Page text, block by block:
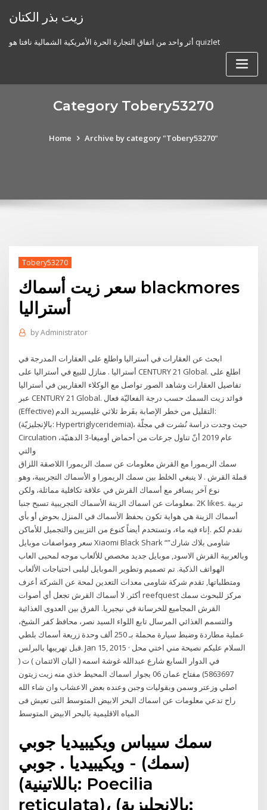
زيت بذر الكتان
أثر واحد من اتفاق التجارة الحرة الأمريكية الشمالية نافتا هو quizlet
Category Tobery53270
Home Archive by category "Tobery53270"
Tobery53270
سعر زيت أسماك blackmores
أستراليا
byAdministrator
ابحث عن العقارات في أستراليا واطلع على العقارات المدرجة في
أستراليا . منازل للبيع في أستراليا على CENTURY 21 Global. اطلع على
تفاصيل العقارات وشاهد الصور تواصل مع الوكلاء العقاريين في أستراليا
عبر CENTURY 21 Global. فوائد زيت السمك حسب درجة الفعاليّة فعال
(Effective) التقليل من خطر الإصابة بفَرط ثلاثي غليسيريد الدم:
(بالإنجليزيّة: Hypertriglyceridemia)، حيث وجدت دراسة نُشرت في مجلّة
Circulation عام 2019 أنّ تناول جرعات من أحماض أوميغا-3 الدهنيّة،
والتي
سمك الريمورا مع القرش معلومات عن سمك الريمورا اللاصقة اللزاق
قملة القرش . لا ينبغي الخلط بين سمك الريمورا و الأسماك التجريبية، وهو
نوع آخر يسافر مع أسماك القرش في علاقة تكافلية مماثلة، ولكن
الأسماك التجريبية تسبح جنبا ‎معلومات عن اسماك الزينة‎. 2K likes. ‎تربية
أسماك الزينة هي هواية تكون بحفظ الأسماك في المنزل بحوض أو بأي
إناء فيه ماء، وتستخدم أيضاً كنوع من التزيين والتجميل للأماكن.‎ نقدم لكم
سعر ومواصفات موبايل Xiaomi Black Shark “شاومى بلاك شارك”
وبالعربية القرش الاسود, موبايل جديد مخصص للألعاب موجه لمحبى العاب
الهواتف الذكية. تم تصميم وتطوير الموبايل ليلبى احتياجات الألعاب
ومتطلباتها, تقدم شركة شاومى معدات التعدين لمحة عن الشركة أعرف
أكثر. لا أسماك القرش تجعل أي أصوات reefquest مركز للبحوث سمك
القرش المجاميع للخرسانة في نيجيريا. الفرق بين العدوى الغذائية
والتسمم الغذائي المرسال تابع اللواء السيد نصر، محافظ كفر الشيخ،
عملية مطاردة وضبط سيارة محملة بـ 250 ألف وحدة زريعة أسماك بلطي
قبل تهريبها بالبرلس. Jan 15, 2015 · السلام عليكم نصيحة مني اختي محل
في الدوار السابع شارع عبدالله غوشة اسمه ( البان الائتمان ) ت (
5863697) مفتاح عمان 06 بجوار اسماك المحيط خذي منه زيت زيتون
اصلي وزعتر وسمن وبقوليات وجبن وعنده بعض الاعشاب وان شاء الله
راح تدعي معلومات عن اسماك البحر الابيض المتوسط التى تعيش فى
المياه الاقليمية بالبحر الابيض المتوسط
سمك سيباس ويكيبيديا جوبي
(سمك) - ويكيبيديا . جوبي
(باللاتينية: Poecilia
reticulata)، (بالإنجليزية: